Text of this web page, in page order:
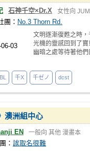
石神千空×Dr.X 女性向
團： No.3 Thorn Rd.
03
文明逐漸復甦之時
光機的靈感回到了寶
幽暗之處等待著他
BL 千X 千ゼノ dcst
澳洲組中心
EN 一般向 其他 漫畫本
： 誒取名很難